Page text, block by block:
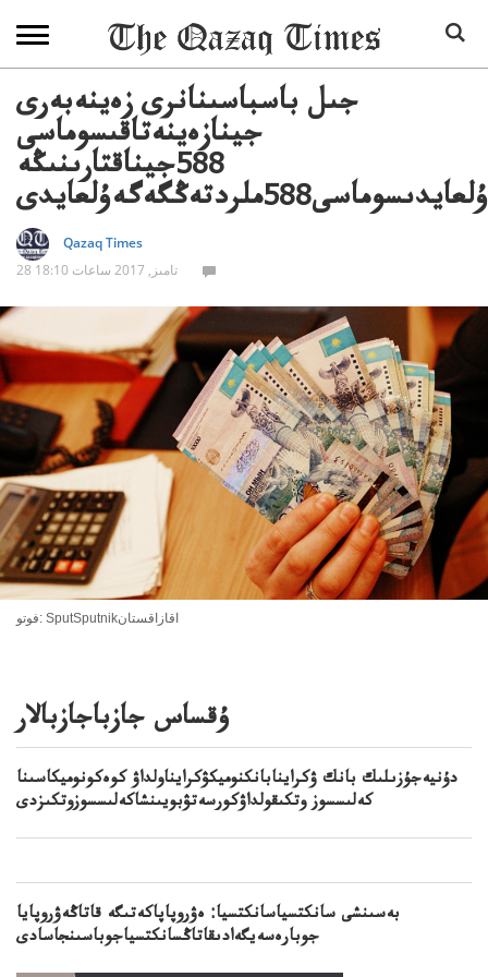
جىل باسباسىنانرى زەينەبەرى
جينازەينەتاقىسوماسى
588جيناقتارىنىڭە
ۇلعايدىسوماسى588ملردتەڭگەگەۇلعايدى
Qazaq Times
28 تامىز, 2017 ساعات 18:10
فوتو: SputSputnikاقازاقستان
ۇقساس جازباجازبالار
دۇنيەجۇزىلىك بانك ۋكراينابانكنوميكۋكرايناولداۋ كوەكونوميكاسىنا
كەلىسسوز وتكىقولداۋكورسەتۋبويىنشاكەلىسسوزوتكىزدى
بەسىنشى سانكتسياسانكتسيا: ەۋروپاپاكەتىگە قاتاڭەۋروپايا
جوبارەسەيگەادىقاتاڭسانكتسياجوباسىنجاسادى